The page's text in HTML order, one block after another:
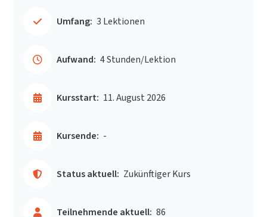
Umfang: 3 Lektionen
Aufwand: 4 Stunden/Lektion
Kursstart: 11. August 2026
Kursende: -
Status aktuell: Zukünftiger Kurs
Teilnehmende aktuell: 86